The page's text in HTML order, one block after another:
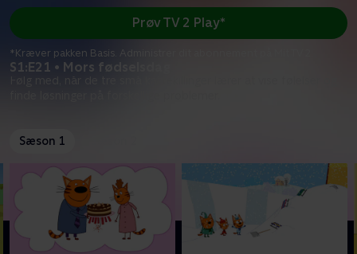
S1:E21 • Mors fødselsdag
Prøv TV 2 Play*
*Kræver pakken Basis. Administrer dit abonnement på Mit TV 2.
Sæson 1